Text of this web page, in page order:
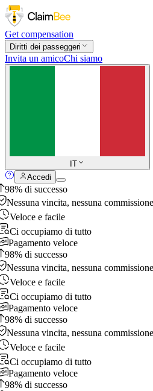
Get compensation
Diritti dei passeggeri
Invita un amicoChi siamo
IT
Accedi
98% di successo
Nessuna vincita, nessuna commissione
Veloce e facile
Ci occupiamo di tutto
Pagamento veloce
98% di successo
Nessuna vincita, nessuna commissione
Veloce e facile
Ci occupiamo di tutto
Pagamento veloce
98% di successo
Nessuna vincita, nessuna commissione
Veloce e facile
Ci occupiamo di tutto
Pagamento veloce
98% di successo